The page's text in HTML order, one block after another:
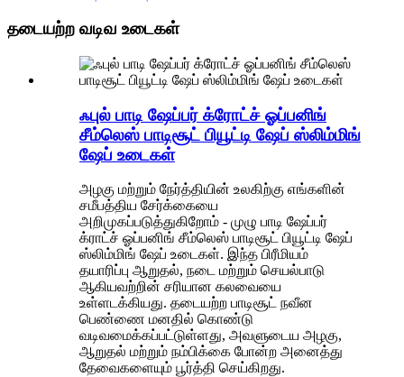
தடையற்ற வடிவ உடைகள்
ஃபுல் பாடி ஷேப்பர் க்ரோட்ச் ஓப்பனிங்
சீம்லெஸ் பாடிசூட் பியூட்டி ஷேப் ஸ்லிம்மிங்
ஷேப் உடைகள்
அழகு மற்றும் நேர்த்தியின் உலகிற்கு எங்களின்
சமீபத்திய சேர்க்கையை
அறிமுகப்படுத்துகிறோம் - முழு பாடி ஷேப்பர்
க்ராட்ச் ஓப்பனிங் சீம்லெஸ் பாடிசூட் பியூட்டி ஷேப்
ஸ்லிம்மிங் ஷேப் உடைகள். இந்த பிரீமியம்
தயாரிப்பு ஆறுதல், நடை மற்றும் செயல்பாடு
ஆகியவற்றின் சரியான கலவையை
உள்ளடக்கியது. தடையற்ற பாடிசூட் நவீன
பெண்ணை மனதில் கொண்டு
வடிவமைக்கப்பட்டுள்ளது, அவளுடைய அழகு,
ஆறுதல் மற்றும் நம்பிக்கை போன்ற அனைத்து
தேவைகளையும் பூர்த்தி செய்கிறது.